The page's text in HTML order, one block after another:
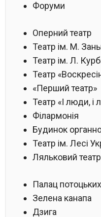
Форуми
Оперний театр
Театр ім. М.
Театр ім. Л.
Театр
«Перший театр»
Театр «І люди, і
Філармонія
Будинок
Театр ім. Лесі
Ляльковий театр
Палац потоцьких
Зелена канапа
Дзига